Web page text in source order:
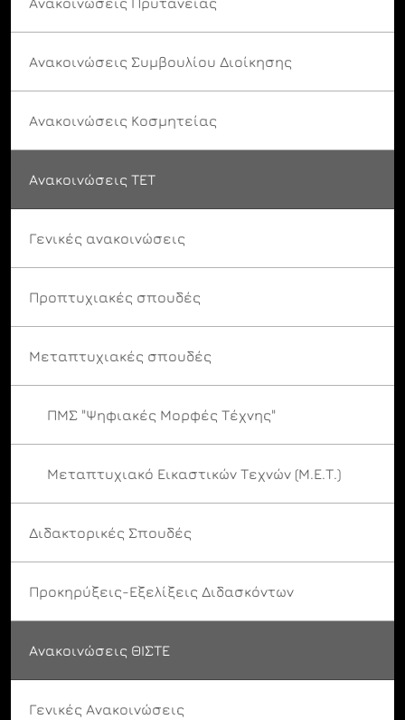
Ανακοινώσεις Συμβουλίου Διοίκησης
Ανακοινώσεις Κοσμητείας
Ανακοινώσεις ΤΕΤ
Γενικές ανακοινώσεις
Προπτυχιακές σπουδές
Μεταπτυχιακές σπουδές
ΠΜΣ "Ψηφιακές Μορφές Τέχνης"
Μεταπτυχιακό Εικαστικών Τεχνών (Μ.Ε.Τ.)
Διδακτορικές Σπουδές
Προκηρύξεις-Εξελίξεις Διδασκόντων
Ανακοινώσεις ΘΙΣΤΕ
Γενικές Ανακοινώσεις